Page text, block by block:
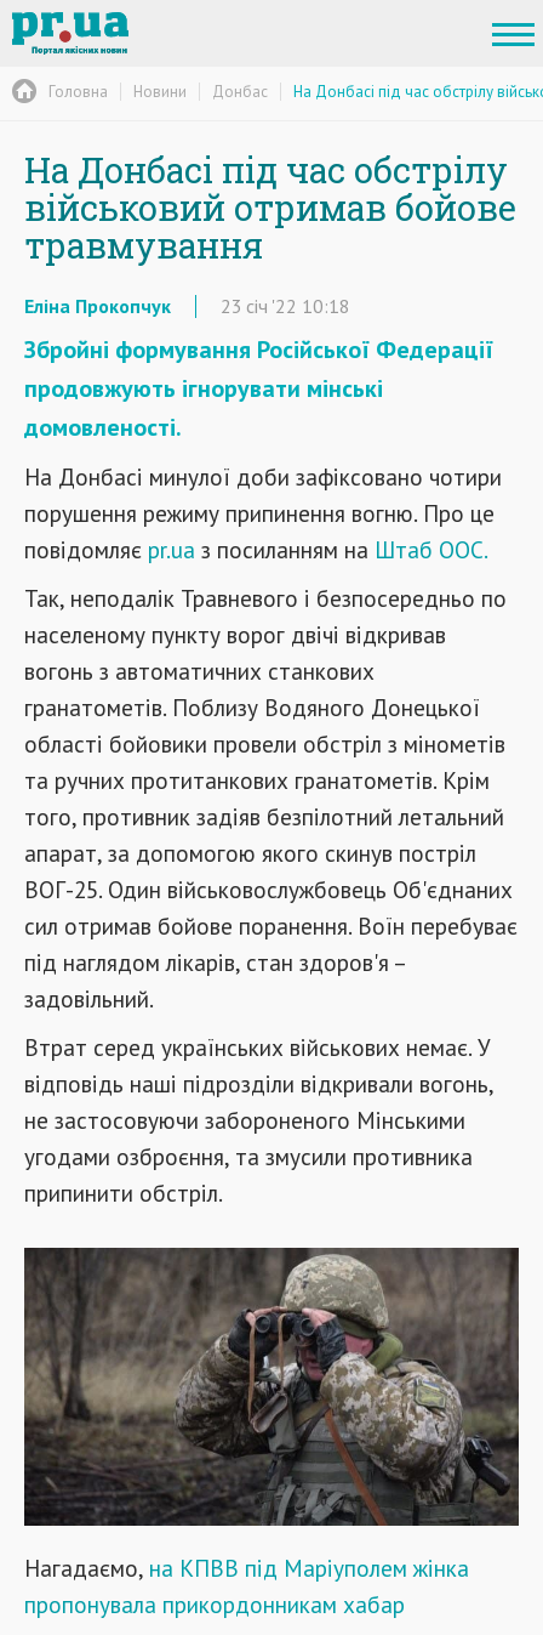
Головна Новини Донбас На Донбасі під час обстрілу
На Донбасі під час обстрілу
військовий отримав бойове
травмування
Еліна Прокопчук 23 січ '22 10:18
Збройні формування Російської Федерації
продовжують ігнорувати мінські
домовленості.
На Донбасі минулої доби зафіксовано чотири
порушення режиму припинення вогню. Про це
повідомляє pr.ua з посиланням на Штаб ООС.
Так, неподалік Травневого і безпосередньо по
населеному пункту ворог двічі відкривав
вогонь з автоматичних станкових
гранатометів. Поблизу Водяного Донецької
області бойовики провели обстріл з мінометів
та ручних протитанкових гранатометів. Крім
того, противник задіяв безпілотний летальний
апарат, за допомогою якого скинув постріл
ВОГ-25. Один військовослужбовець Об'єднаних
сил отримав бойове поранення. Воїн перебуває
під наглядом лікарів, стан здоров'я –
задовільний.
Втрат серед українських військових немає. У
відповідь наші підрозділи відкривали вогонь,
не застосовуючи забороненого Мінськими
угодами озброєння, та змусили противника
припинити обстріл.
Нагадаємо, на КПВВ під Маріуполем жінка
пропонувала прикордонникам хабар